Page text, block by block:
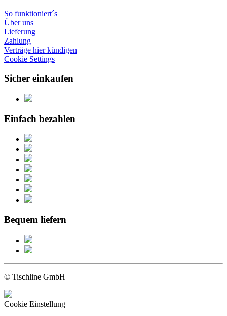
So funktioniert´s
Über uns
Lieferung
Zahlung
Verträge hier kündigen
Cookie Settings
Sicher einkaufen
Einfach bezahlen
Bequem liefern
© Tischline GmbH
Cookie Einstellung